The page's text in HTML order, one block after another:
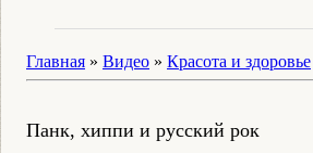
Главная » Видео » Красота и здоровье
Панк, хиппи и русский рок